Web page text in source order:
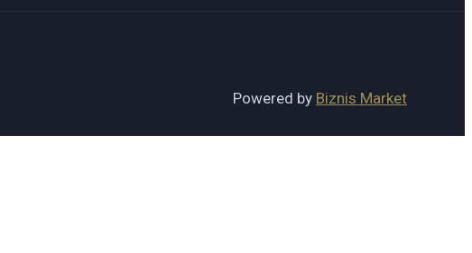
Powered by Biznis Market